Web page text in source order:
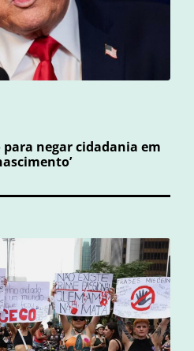
negar cidadania em